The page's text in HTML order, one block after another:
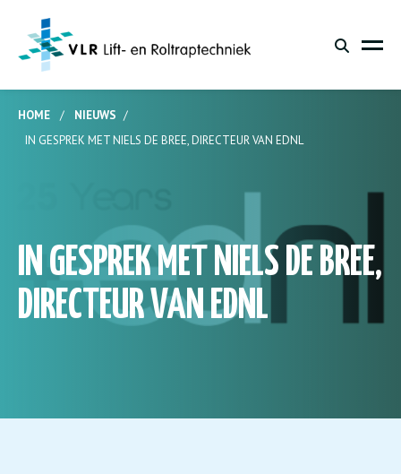
HOME / NIEUWS /
IN GESPREK MET NIELS DE BREE, DIRECTEUR VAN EDNL
IN GESPREK MET NIELS DE BREE,
DIRECTEUR VAN EDNL